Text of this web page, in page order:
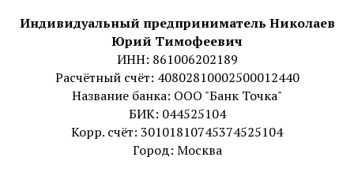
Индивидуальный предприниматель Николаев
Юрий Тимофеевич
ИНН: 861006202189
Расчётный счёт: 40802810002500012440
Название банка: ООО "Банк Точка"
БИК: 044525104
Корр. счёт: 30101810745374525104
Город: Москва